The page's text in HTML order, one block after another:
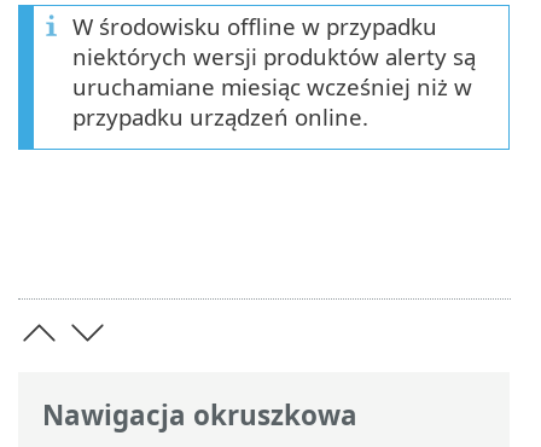
Nawigacja okruszkowa
W środowisku offline w przypadku
niektórych wersji produktów alerty są
uruchamiane miesiąc wcześniej niż w
przypadku urządzeń online.